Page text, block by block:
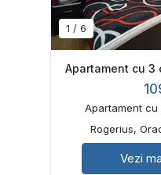
1 / 6
Apartament cu 3
Apartament
Rogerius,
Vezi